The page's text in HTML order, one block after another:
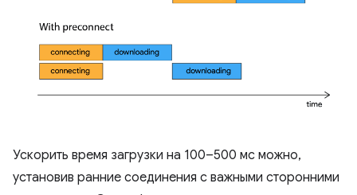
Ускорить время загрузки на 100–500 мс можно,
установив ранние соединения с важными сторонними